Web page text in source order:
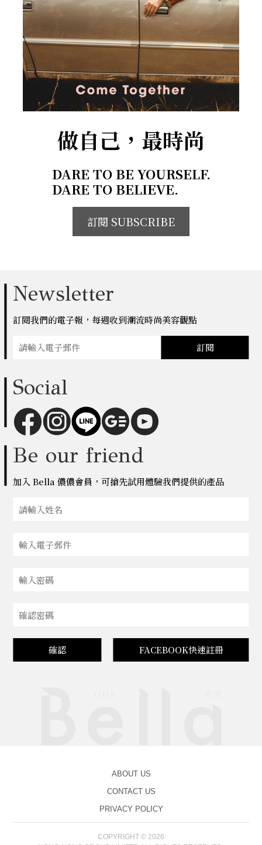
做自己，最時尚
DARE TO BE YOURSELF.
DARE TO BELIEVE.
訂閱 SUBSCRIBE
Newsletter
訂閱我們的電子報，每週收到潮流時尚美容觀點
訂閱
Social
Be our friend
加入 Bella 儂儂會員，可搶先試用體驗我們提供的產品
確認 FACEBOOK快速註冊
ABOUT US
CONTACT US
PRIVACY POLICY
COPYRIGHT © 2026